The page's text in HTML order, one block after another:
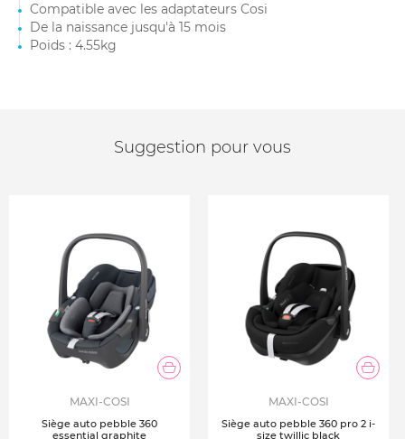
Compatible avec les adaptateurs Cosi
De la naissance jusqu'à 15 mois
Poids : 4.55kg
Suggestion pour vous
MAXI-COSI
Siège auto pebble 360
essential graphite
MAXI-COSI
Siège auto pebble 360 pro 2 i-
size twillic black